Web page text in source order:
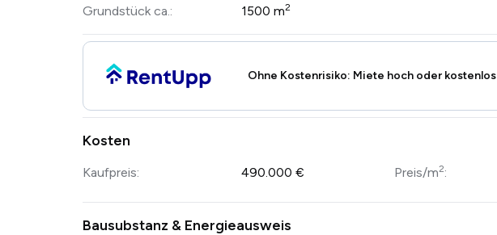
Grundstück ca.: 1500 m2
Ohne Kostenrisiko: Miete hoch oder kostenlos
Kosten
Kaufpreis: 490.000 € Preis/m2:
Bausubstanz & Energieausweis